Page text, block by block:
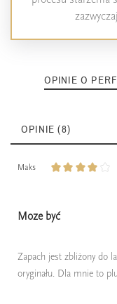
OPINIE O
OPINIE (8)
Maks
Moze być
Zapach jest zbliżony do
oryginału. Dla mnie to